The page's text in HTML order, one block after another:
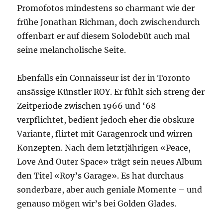
Promofotos mindestens so charmant wie der
frühe Jonathan Richman, doch zwischendurch
offenbart er auf diesem Solodebüt auch mal
seine melancholische Seite.
Ebenfalls ein Connaisseur ist der in Toronto
ansässige Künstler ROY. Er fühlt sich streng der
Zeitperiode zwischen 1966 und ‘68
verpflichtet, bedient jedoch eher die obskure
Variante, flirtet mit Garagenrock und wirren
Konzepten. Nach dem letztjährigen «Peace,
Love And Outer Space» trägt sein neues Album
den Titel «Roy’s Garage». Es hat durchaus
sonderbare, aber auch geniale Momente – und
genauso mögen wir’s bei Golden Glades.